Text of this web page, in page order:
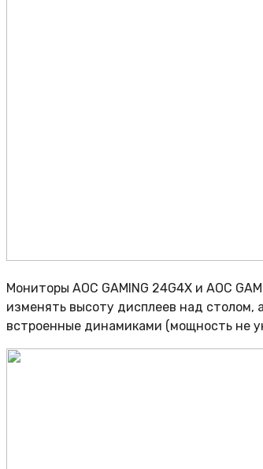
Мониторы AOC GAMING 24G4X и AOC
изменять высоту дисплеев над столом,
встроенные динамиками (мощность не